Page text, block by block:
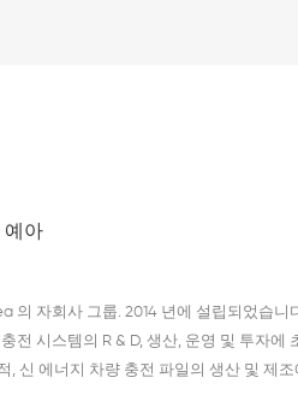
예아
의 자회사 그룹. 2014 년에 설립되었습
전 시스템의 R & D, 생산, 운영 및 투자에
, 신 에너지 차량 충전 파일의 생산 및 제